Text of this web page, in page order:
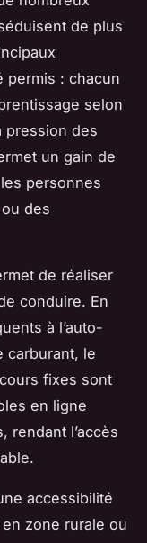
de plus
permis : chacun
selon
pression des
un gain de
personnes
des
de réaliser
conduire. En
à l’auto-
carburant, le
fixes sont
en ligne
rendant l’accès
accessibilité
zone rurale ou